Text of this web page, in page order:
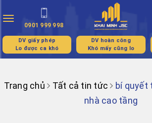
Toggle
navigation
0901 999 998
DV giấy phép
Lo được ca khó
DV hoàn công
Khó mấy cũng lo
Trang chủ Tất cả tin tức
bí quyết
nhà cao tầng